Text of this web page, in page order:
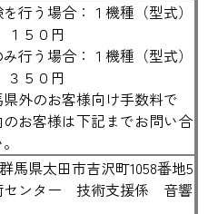
行う場合：１機種（型式）
１５０円
行う場合：１機種（型式）
３５０円
外のお客様向け手数料で
お客様は下記までお問い合
馬県太田市吉沢町1058番地5
センター 技術支援係 音響